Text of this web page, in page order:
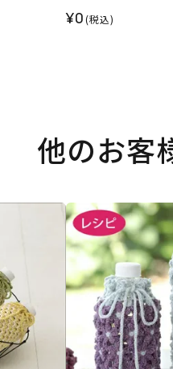
¥0(税込)
他のお客